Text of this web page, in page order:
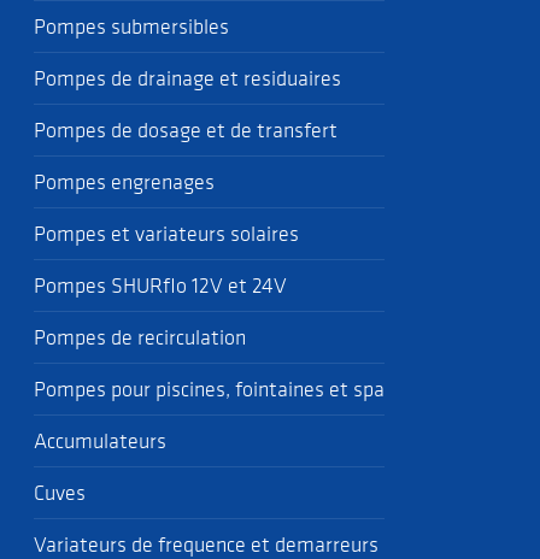
Pompes submersibles
Pompes de drainage et residuaires
Pompes de dosage et de transfert
Pompes engrenages
Pompes et variateurs solaires
Pompes SHURflo 12V et 24V
Pompes de recirculation
Pompes pour piscines, fointaines et spa
Accumulateurs
Cuves
Variateurs de frequence et demarreurs